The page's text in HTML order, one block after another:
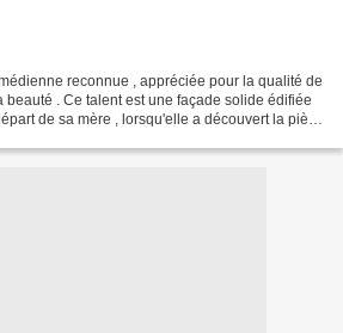
reconnue , appréciée pour la qualité de
beauté . Ce talent est une façade solide édifiée
de sa mère , lorsqu'elle a découvert la pièce